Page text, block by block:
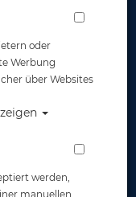
- Gr. M -
oder
Werbung
über Websites
werden,
manuellen